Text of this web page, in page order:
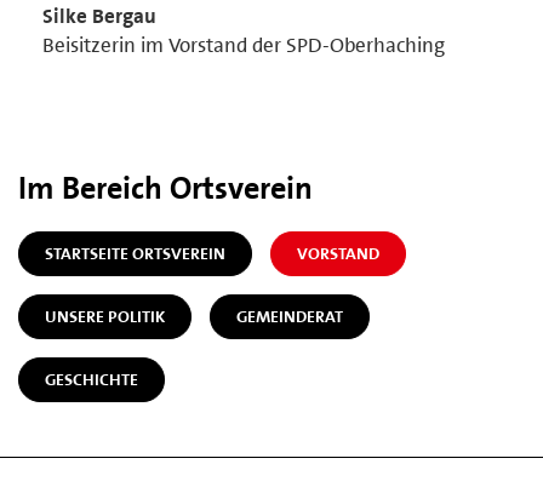
Silke Bergau
Beisitzerin im Vorstand der SPD-Oberhaching
Im Bereich Ortsverein
STARTSEITE ORTSVEREIN VORSTAND
UNSERE POLITIK GEMEINDERAT
GESCHICHTE